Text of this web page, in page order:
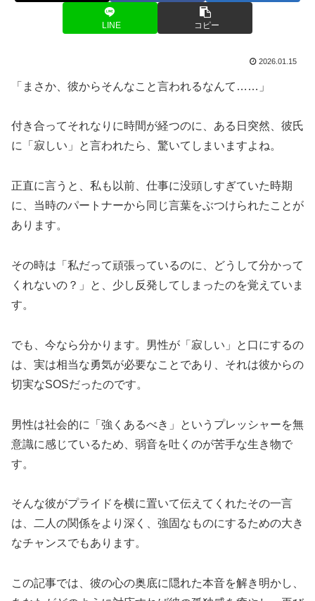
LINE コピー
2026.01.15
「まさか、彼からそんなこと言われるなんて……」
付き合ってそれなりに時間が経つのに、ある日突然、彼氏
に「寂しい」と言われたら、驚いてしまいますよね。
正直に言うと、私も以前、仕事に没頭しすぎていた時期
に、当時のパートナーから同じ言葉をぶつけられたことが
あります。
その時は「私だって頑張っているのに、どうして分かって
くれないの？」と、少し反発してしまったのを覚えていま
す。
でも、今なら分かります。男性が「寂しい」と口にするの
は、実は相当な勇気が必要なことであり、それは彼からの
切実なSOSだったのです。
男性は社会的に「強くあるべき」というプレッシャーを無
意識に感じているため、弱音を吐くのが苦手な生き物で
す。
そんな彼がプライドを横に置いて伝えてくれたその一言
は、二人の関係をより深く、強固なものにするための大き
なチャンスでもあります。
この記事では、彼の心の奥底に隠れた本音を解き明かし、